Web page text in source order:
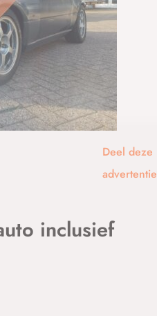
Deel deze
advertentie
inclusief